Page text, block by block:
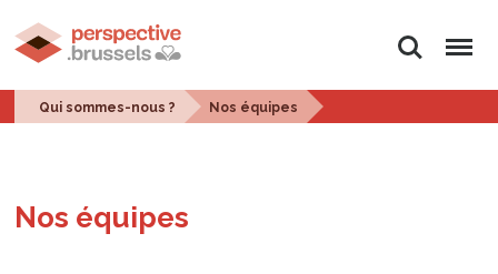
Rechercher
Menu
Qui sommes-nous ? Nos équipes
Nos équipes